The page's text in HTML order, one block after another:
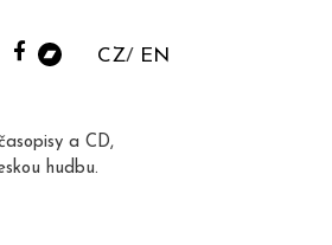
CZ EN
a CD,
hudbu.